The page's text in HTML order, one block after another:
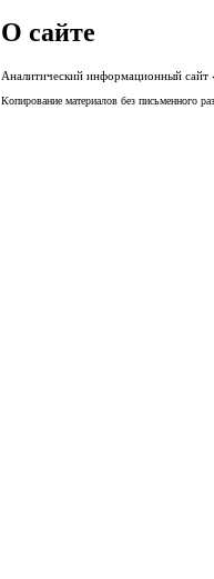
О сайте
Аналитический информационный
Копирование материалов без письменного